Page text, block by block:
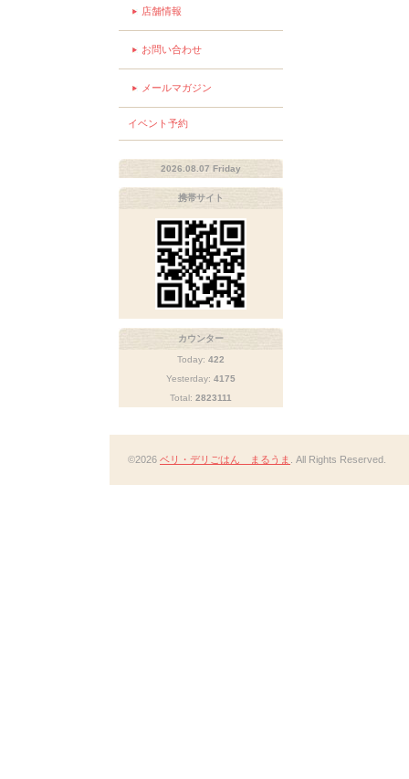
店舗情報
お問い合わせ
メールマガジン
イベント予約
2026.08.07 Friday
携帯サイト
カウンター
Today: 422
Yesterday: 4175
Total: 2823111
©2026 ベリ・デリごはん まるうま . All Rights Reserved.